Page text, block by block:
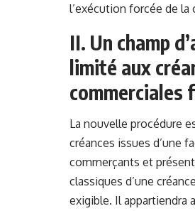
l’exécution forcée de la
II. Un champ
limité aux
commerciales
La nouvelle procédure
créances issues d’une
commerçants et
classiques d’une
exigible. Il appartiendra